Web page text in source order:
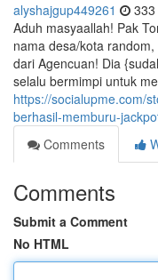
alyshajgup449261
Aduh masyaallah! Pak
nama desa/kota
dari Agencuan! Dia
selalu bermimpi untuk
https://socialupme.com/
berhasil-memburu-
Comments
Comments
Submit a Comment
No HTML